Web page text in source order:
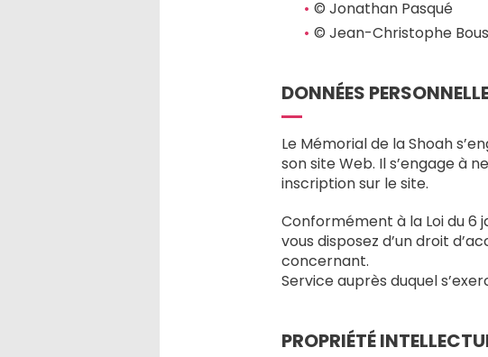
© Jonathan Pasqué
© Jean-Christophe
DONNÉES
Le Mémorial de la Shoah
son site Web. Il s’engage à
inscription sur le site.
Conformément à la Loi du 6
vous disposez d’un droit
concernant.
Service auprès duquel
PROPRIÉTÉ